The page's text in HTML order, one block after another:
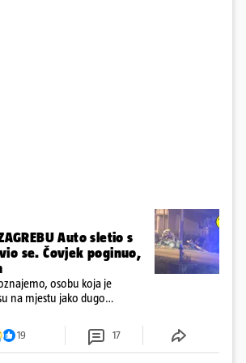
Auto sletio s
se. Čovjek poginuo,
osobu koja je
na mjestu jako dugo
19 17